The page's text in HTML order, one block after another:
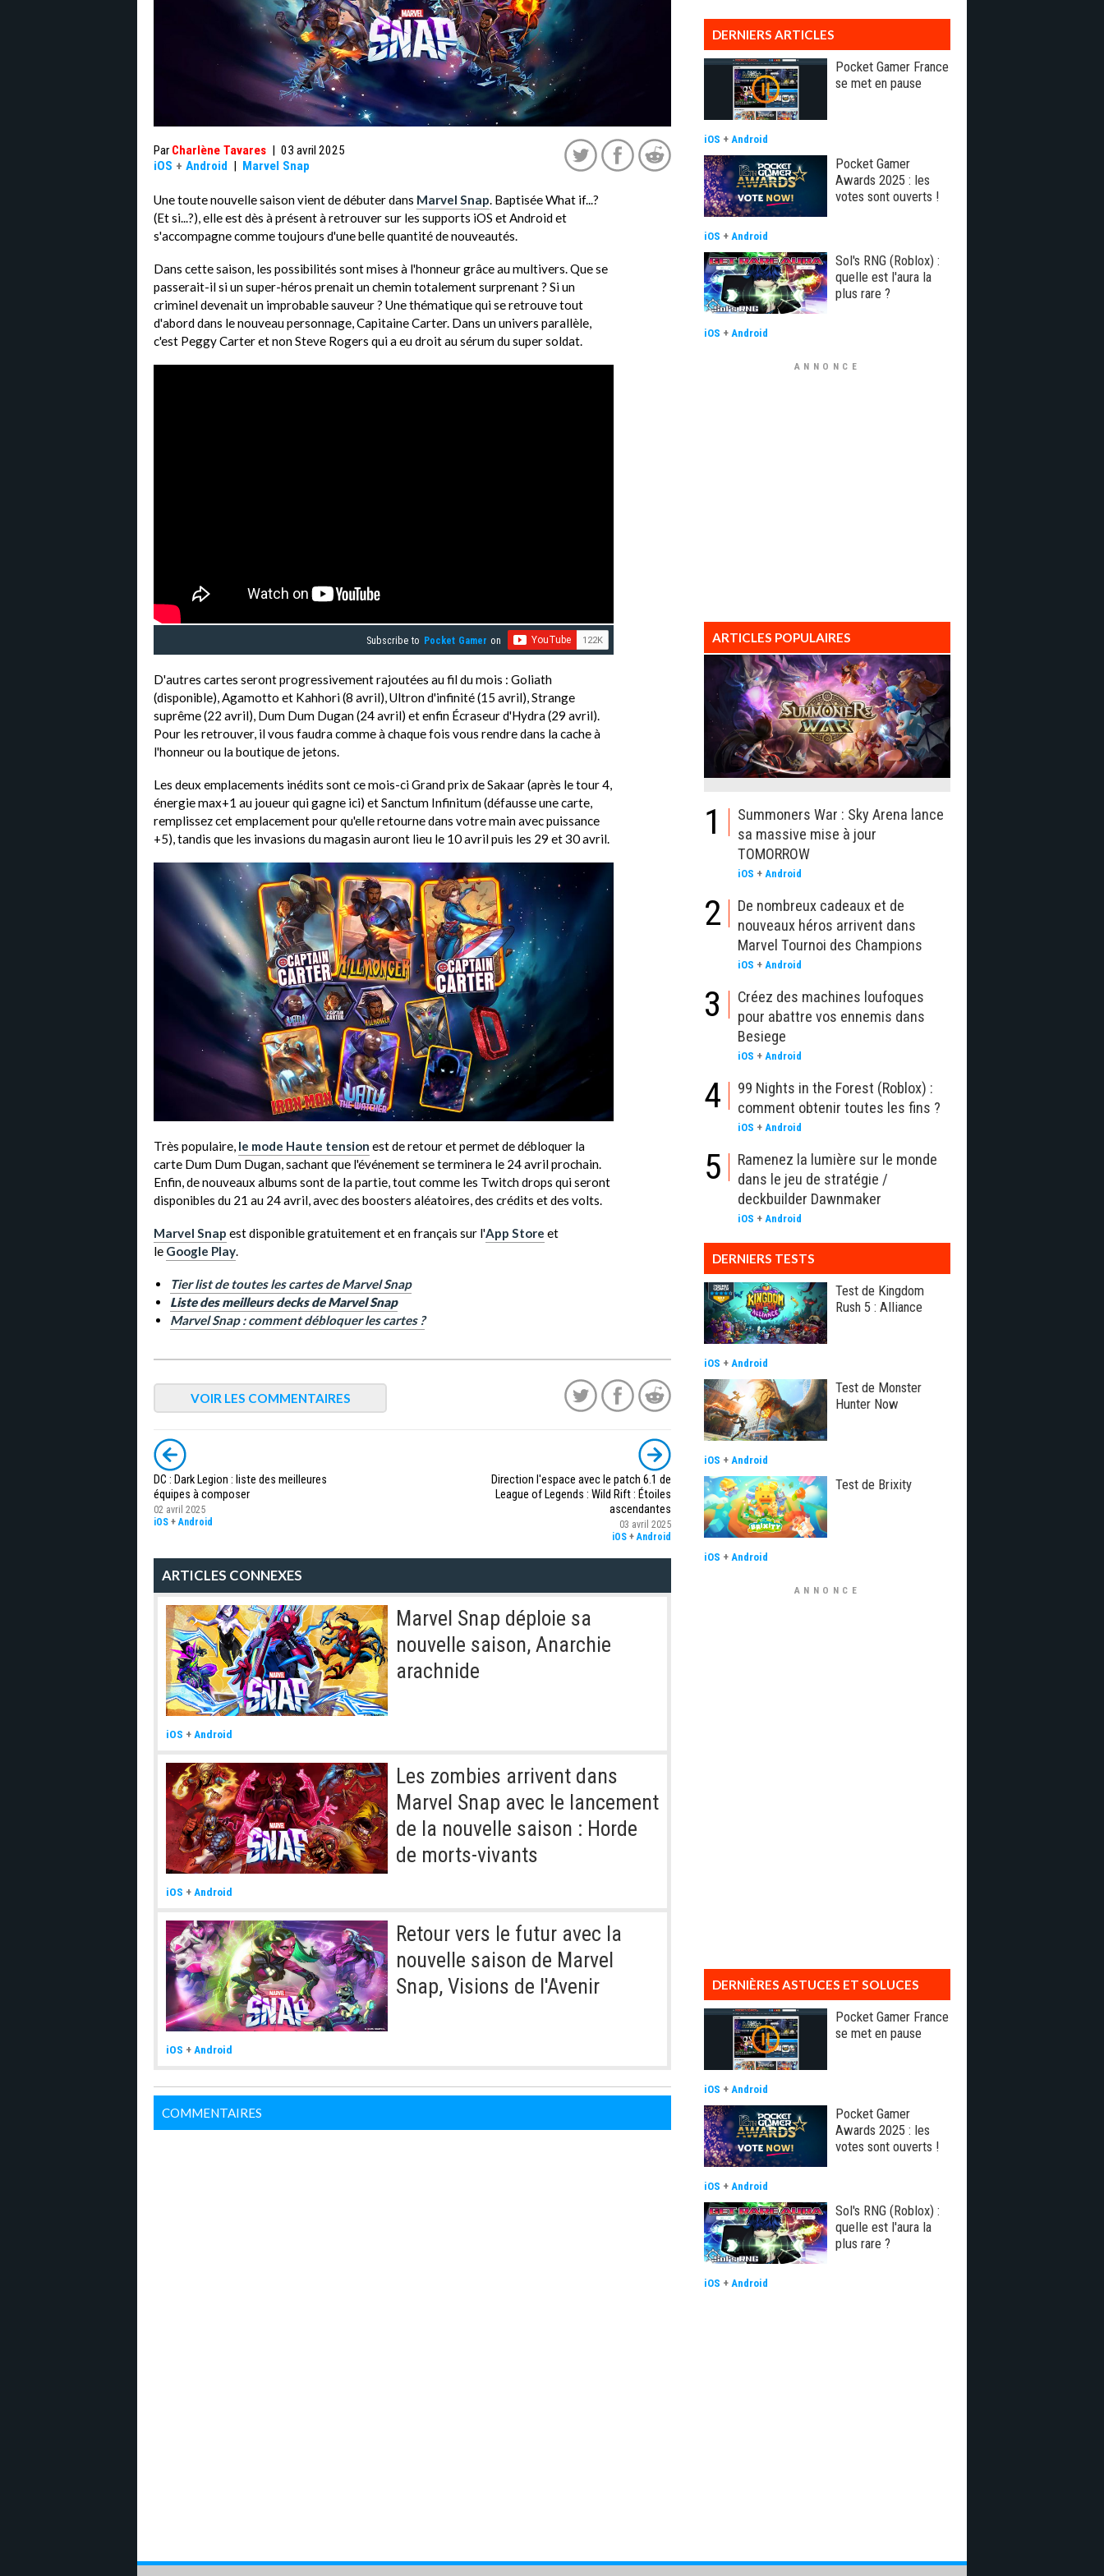
Par Charlène Tavares | 03 avril 2025
iOS + Android | Marvel Snap
Une toute nouvelle saison vient de débuter dans Marvel Snap. Baptisée What if...?
(Et si...?), elle est dès à présent à retrouver sur les supports iOS et Android et
s'accompagne comme toujours d'une belle quantité de nouveautés.
Dans cette saison, les possibilités sont mises à l'honneur grâce au multivers. Que se
passerait-il si un super-héros prenait un chemin totalement surprenant ? Si un
criminel devenait un improbable sauveur ? Une thématique qui se retrouve tout
d'abord dans le nouveau personnage, Capitaine Carter. Dans un univers parallèle,
c'est Peggy Carter et non Steve Rogers qui a eu droit au sérum du super soldat.
Subscribe to Pocket Gamer on
D'autres cartes seront progressivement rajoutées au fil du mois : Goliath
(disponible), Agamotto et Kahhori (8 avril), Ultron d'infinité (15 avril), Strange
suprême (22 avril), Dum Dum Dugan (24 avril) et enfin Écraseur d'Hydra (29 avril).
Pour les retrouver, il vous faudra comme à chaque fois vous rendre dans la cache à
l'honneur ou la boutique de jetons.
Les deux emplacements inédits sont ce mois-ci Grand prix de Sakaar (après le tour 4,
énergie max+1 au joueur qui gagne ici) et Sanctum Infinitum (défausse une carte,
remplissez cet emplacement pour qu'elle retourne dans votre main avec puissance
+5), tandis que les invasions du magasin auront lieu le 10 avril puis les 29 et 30 avril.
Très populaire, le mode Haute tension est de retour et permet de débloquer la
carte Dum Dum Dugan, sachant que l'événement se terminera le 24 avril prochain.
Enfin, de nouveaux albums sont de la partie, tout comme les Twitch drops qui seront
disponibles du 21 au 24 avril, avec des boosters aléatoires, des crédits et des volts.
Marvel Snap est disponible gratuitement et en français sur l'App Store et
le Google Play.
Tier list de toutes les cartes de Marvel Snap
Liste des meilleurs decks de Marvel Snap
Marvel Snap : comment débloquer les cartes ?
VOIR LES COMMENTAIRES
DC : Dark Legion : liste des meilleures
équipes à composer
02 avril 2025
iOS + Android
Direction l'espace avec le patch 6.1 de
League of Legends : Wild Rift : Étoiles
ascendantes
03 avril 2025
iOS + Android
ARTICLES CONNEXES
Marvel Snap déploie sa
nouvelle saison, Anarchie
arachnide
iOS + Android
Les zombies arrivent dans
Marvel Snap avec le lancement
de la nouvelle saison : Horde
de morts-vivants
iOS + Android
Retour vers le futur avec la
nouvelle saison de Marvel
Snap, Visions de l'Avenir
iOS + Android
COMMENTAIRES
DERNIERS ARTICLES
Pocket Gamer France
se met en pause
iOS + Android
Pocket Gamer
Awards 2025 : les
votes sont ouverts !
iOS + Android
Sol's RNG (Roblox) :
quelle est l'aura la
plus rare ?
iOS + Android
ANNONCE
ARTICLES POPULAIRES
1
Summoners War : Sky Arena lance
sa massive mise à jour
TOMORROW
iOS + Android
2
De nombreux cadeaux et de
nouveaux héros arrivent dans
Marvel Tournoi des Champions
iOS + Android
3
Créez des machines loufoques
pour abattre vos ennemis dans
Besiege
iOS + Android
4
99 Nights in the Forest (Roblox) :
comment obtenir toutes les fins ?
iOS + Android
5
Ramenez la lumière sur le monde
dans le jeu de stratégie /
deckbuilder Dawnmaker
iOS + Android
DERNIERS TESTS
Test de Kingdom
Rush 5 : Alliance
iOS + Android
Test de Monster
Hunter Now
iOS + Android
Test de Brixity
iOS + Android
ANNONCE
DERNIÈRES ASTUCES ET SOLUCES
Pocket Gamer France
se met en pause
iOS + Android
Pocket Gamer
Awards 2025 : les
votes sont ouverts !
iOS + Android
Sol's RNG (Roblox) :
quelle est l'aura la
plus rare ?
iOS + Android